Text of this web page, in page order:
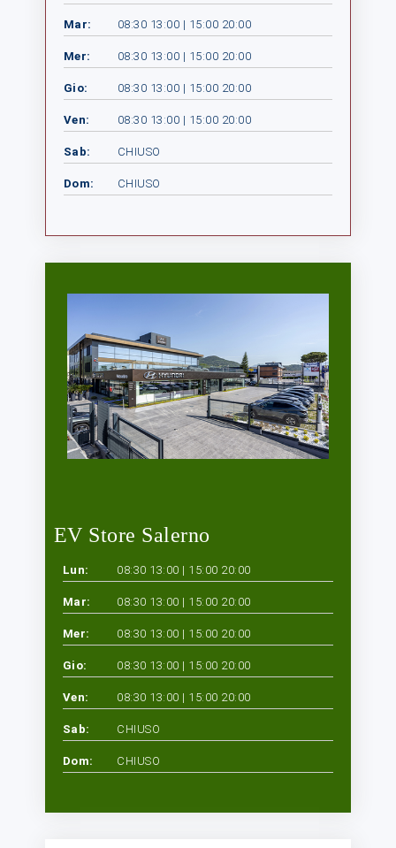
Mar: 08:30 13:00 | 15:00 20:00
Mer: 08:30 13:00 | 15:00 20:00
Gio: 08:30 13:00 | 15:00 20:00
Ven: 08:30 13:00 | 15:00 20:00
Sab: CHIUSO
Dom: CHIUSO
EV Store Salerno
Lun: 08:30 13:00 | 15:00 20:00
Mar: 08:30 13:00 | 15:00 20:00
Mer: 08:30 13:00 | 15:00 20:00
Gio: 08:30 13:00 | 15:00 20:00
Ven: 08:30 13:00 | 15:00 20:00
Sab: CHIUSO
Dom: CHIUSO